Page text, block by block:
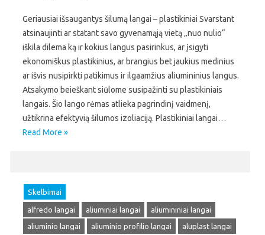
Geriausiai išsaugantys šilumą langai – plastikiniai Svarstant
atsinaujinti ar statant savo gyvenamąją vietą „nuo nulio“
iškila dilema ką ir kokius langus pasirinkus, ar įsigyti
ekonomiškus plastikinius, ar brangius bet jaukius medinius
ar išvis nusipirkti patikimus ir ilgaamžius aliumininius langus.
Atsakymo beieškant siūlome susipažinti su plastikiniais
langais. Šio lango rėmas atlieka pagrindinį vaidmenį,
užtikrina efektyvią šilumos izoliaciją. Plastikiniai langai…
Read More »
Skelbimai
alfredo langai aliuminiai langai
aliumininiai langai
aliuminio langai
aliuminio profilio langai
aluplast langai